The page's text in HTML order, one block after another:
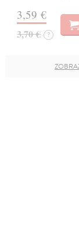
3,59 €
3,70 € ?